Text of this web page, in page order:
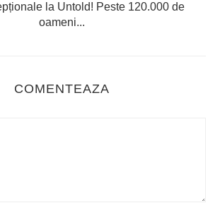
la Untold! Peste 120.000 de
oameni...
COMENTEAZA